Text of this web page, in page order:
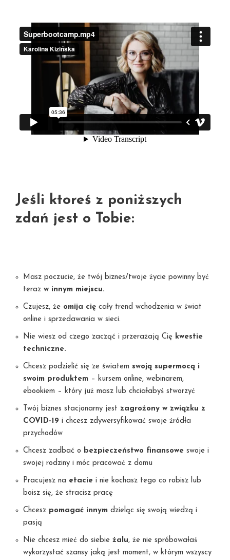
Jeśli ktoreś z poniższych
zdań jest o Tobie:
Masz poczucie, że twój biznes/twoje życie powinny być
teraz w innym miejscu.
Czujesz, że omija cię cały trend wchodzenia w świat
online i sprzedawania w sieci.
Nie wiesz od czego zacząć i przerażają Cię kwestie
techniczne.
Chcesz podzielić się ze światem swoją supermocą i
swoim produktem – kursem online, webinarem,
ebookiem – który już masz lub chciałabyś stworzyć
Twój biznes stacjonarny jest zagrożony w związku z
COVID-19 i chcesz zdywersyfikować swoje źródła
przychodów
Chcesz zadbać o bezpieczeństwo finansowe swoje i
swojej rodziny i móc pracować z domu
Pracujesz na etacie i nie kochasz tego co robisz lub
boisz się, że stracisz pracę
Chcesz pomagać innym dzieląc się swoją wiedzą i
pasją
Nie chcesz mieć do siebie żalu, że nie spróbowałaś
wykorzystać szansy jaką jest moment, w którym wszyscy